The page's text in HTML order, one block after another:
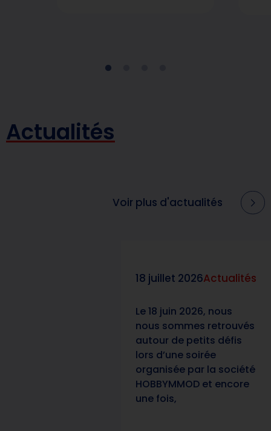
Actualités
Voir plus d'actualités
18 juillet 2026Actualités
Le 18 juin 2026, nous
nous sommes retrouvés
autour de petits défis
lors d’une soirée
organisée par la société
HOBBYMMOD et encore
une fois,